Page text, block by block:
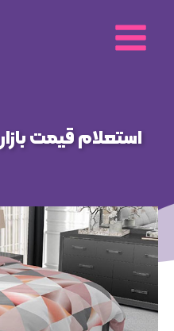
محتوا
استعلام قیمت